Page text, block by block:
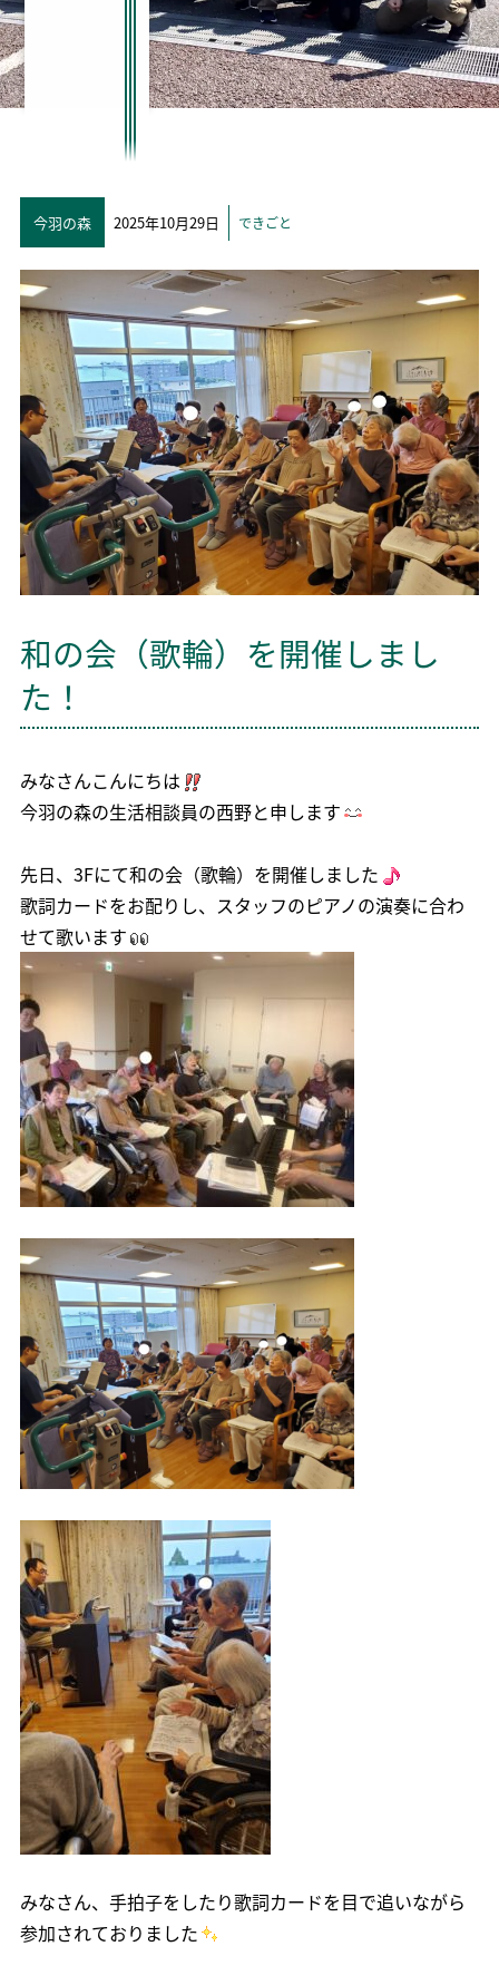
今羽の森 2025年10月29日 できごと
和の会（歌輪）を開催しまし
た！
みなさんこんにちは
今羽の森の生活相談員の西野と申します
先日、3Fにて和の会（歌輪）を開催しました
歌詞カードをお配りし、スタッフのピアノの演奏に合わ
せて歌います
みなさん、手拍子をしたり歌詞カードを目で追いながら
参加されておりました